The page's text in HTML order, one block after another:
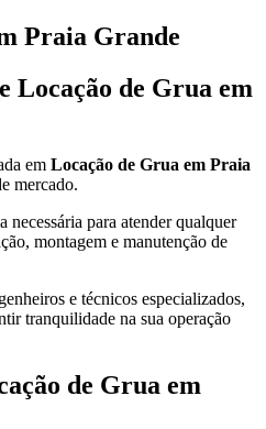
Praia Grande
Locação de Grua em
em Locação de Grua em Praia
mercado.
necessária para atender qualquer
montagem e manutenção de
e técnicos especializados,
tranquilidade na sua operação
de Grua em